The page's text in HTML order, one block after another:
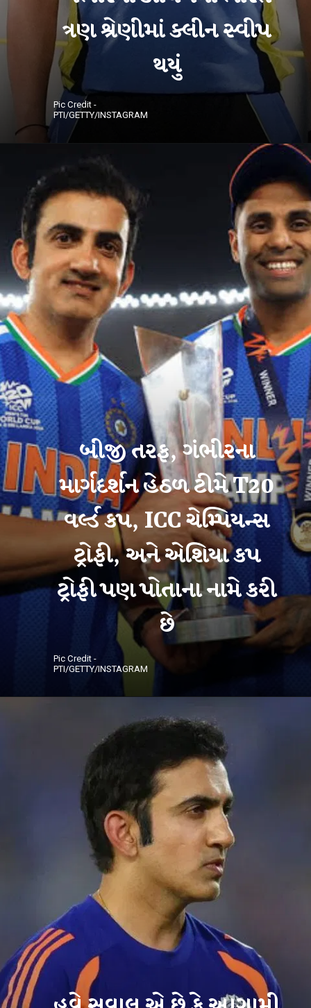
ત્રણ શ્રેણીમાં ક્લીન સ્વીપ
થયું
Pic Credit -
બીજી તરફ, ગંભીરના
માર્ગદર્શન હેઠળ ટીમે T20
વર્લ્ડ કપ, ICC ચેમ્પિયન્સ
ટ્રોફી, અને એશિયા કપ
ટ્રોફી પણ પોતાના નામે કરી
છે
Pic Credit -